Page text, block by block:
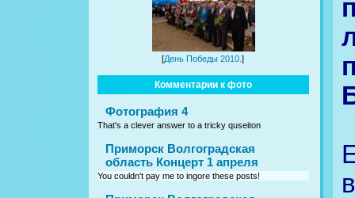
[День Победы 2010.]
Комментарии к фото
Фотография 4
That's a clever answer to a tricky quseiton
Приморск Волгоградская
область Концерт 1 апреля
You couldn't pay me to ingore these posts!